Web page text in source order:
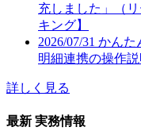
充しました」（
キング】
2026/07/31 かんた
明細連携の操作説
詳しく見る
最新 実務情報